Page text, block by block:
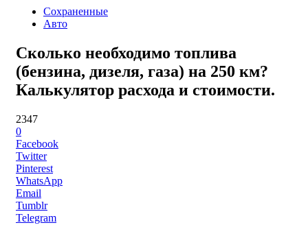
Сохраненные
Авто
Сколько необходимо топлива
(бензина, дизеля, газа) на 250 км?
Калькулятор расхода и стоимости.
2347
0
Facebook
Twitter
Pinterest
WhatsApp
Email
Tumblr
Telegram